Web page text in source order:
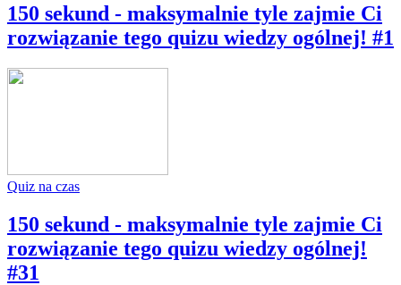
150 sekund - maksymalnie tyle zajmie Ci
rozwiązanie tego quizu wiedzy ogólnej! #1
Quiz na czas
150 sekund - maksymalnie tyle zajmie Ci
rozwiązanie tego quizu wiedzy ogólnej!
#31